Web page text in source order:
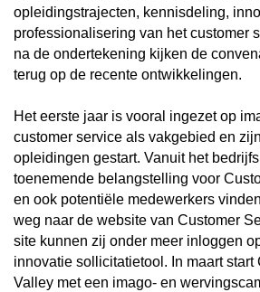
opleidingstrajecten, kennisdeling,
professionalisering van het customer
na de ondertekening kijken de
terug op de recente ontwikkelingen.
Het eerste jaar is vooral ingezet op
customer service als vakgebied en
opleidingen gestart. Vanuit het
toenemende belangstelling voor
en ook potentiële medewerkers
weg naar de website van Customer
site kunnen zij onder meer inloggen
innovatie sollicitatietool. In maart start
Valley met een imago- en